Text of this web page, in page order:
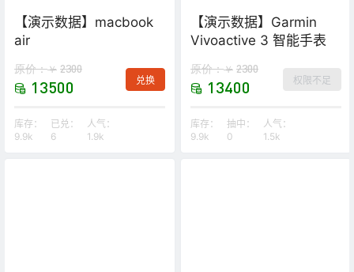
【演示数据】macbook
air
原价：￥ 2300
13500 兑换
库存：
9.9k
已兑：
6
人气：
1.9k
【演示数据】Garmin
Vivoactive 3 智能手表
原价：￥ 2300
13400 权限不足
库存：
9.9k
抽中：
0
人气：
1.5k